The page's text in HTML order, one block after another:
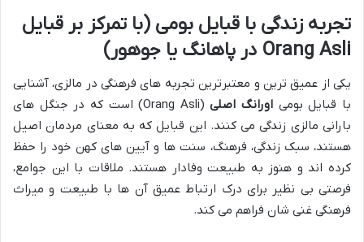
تجربه زندگی با قبایل بومی (با تمرکز بر قبایل
Orang Asli در پاهانگ یا جوهور)
یکی از عمیق ترین و معتبرترین تجربه های فرهنگی در مالزی، آشنایی
با قبایل بومی اورانگ اصلی
(Orang Asli) است که در جنگل های
بارانی مالزی زندگی می کنند. این قبایل که به معنای مردمان اصیل
هستند، سبک زندگی، فرهنگ، سنت ها و آیین های کهن خود را حفظ
کرده اند و هنوز به طبیعت وفادار هستند. ملاقات با این جوامع،
فرصتی بی نظیر برای درک ارتباط عمیق آن ها با طبیعت و میراث
فرهنگی غنی شان فراهم می کند.